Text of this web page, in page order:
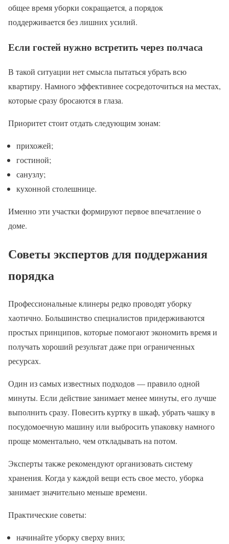
общее время уборки сокращается, а порядок
поддерживается без лишних усилий.
Если гостей нужно встретить через полчаса
В такой ситуации нет смысла пытаться убрать всю
квартиру. Намного эффективнее сосредоточиться на местах,
которые сразу бросаются в глаза.
Приоритет стоит отдать следующим зонам:
прихожей;
гостиной;
санузлу;
кухонной столешнице.
Именно эти участки формируют первое впечатление о
доме.
Советы экспертов для поддержания
порядка
Профессиональные клинеры редко проводят уборку
хаотично. Большинство специалистов придерживаются
простых принципов, которые помогают экономить время и
получать хороший результат даже при ограниченных
ресурсах.
Один из самых известных подходов — правило одной
минуты. Если действие занимает менее минуты, его лучше
выполнить сразу. Повесить куртку в шкаф, убрать чашку в
посудомоечную машину или выбросить упаковку намного
проще моментально, чем откладывать на потом.
Эксперты также рекомендуют организовать систему
хранения. Когда у каждой вещи есть свое место, уборка
занимает значительно меньше времени.
Практические советы:
начинайте уборку сверху вниз;